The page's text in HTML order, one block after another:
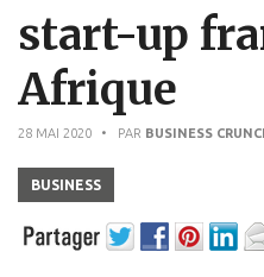
start-up
Afrique
28 MAI 2020 • PAR BUSINESS
BUSINESS